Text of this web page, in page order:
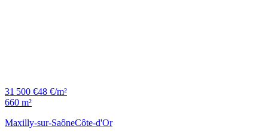
31 500 €48 €/m²
660 m²
Maxilly-sur-SaôneCôte-d'Or